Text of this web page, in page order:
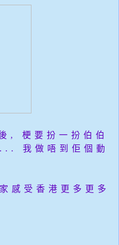
, 梗要扮一扮伯伯
我做唔到佢個動
感受香港更多更多